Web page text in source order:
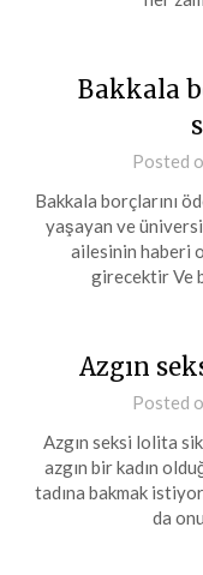
Bakkala
Posted
Bakkala borçlarını
yaşayan ve
ailesinin haberi
girecektir Ve
Azgın
Posted
Azgın seksi lolita
azgın bir kadın
tadına bakmak
da